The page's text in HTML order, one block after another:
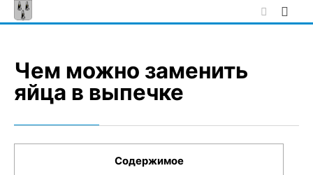
Skip
to
Чем можно заменить
яйца в выпечке
Содержимое